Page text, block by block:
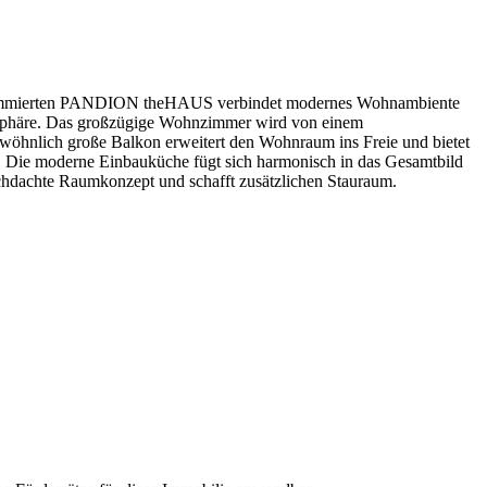
PANDION theHAUS verbindet modernes Wohnambiente
Das großzügige Wohnzimmer wird von einem
große Balkon erweitert den Wohnraum ins Freie und bietet
moderne Einbauküche fügt sich harmonisch in das Gesamtbild
Raumkonzept und schafft zusätzlichen Stauraum.